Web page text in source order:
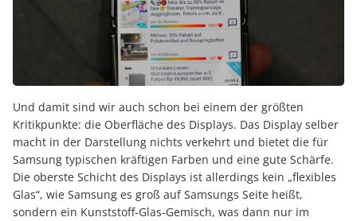
Und damit sind wir auch schon bei einem der größten
Kritikpunkte: die Oberfläche des Displays. Das Display selber
macht in der Darstellung nichts verkehrt und bietet die für
Samsung typischen kräftigen Farben und eine gute Schärfe.
Die oberste Schicht des Displays ist allerdings kein „flexibles
Glas“, wie Samsung es groß auf Samsungs Seite heißt,
sondern ein Kunststoff-Glas-Gemisch, was dann nur im